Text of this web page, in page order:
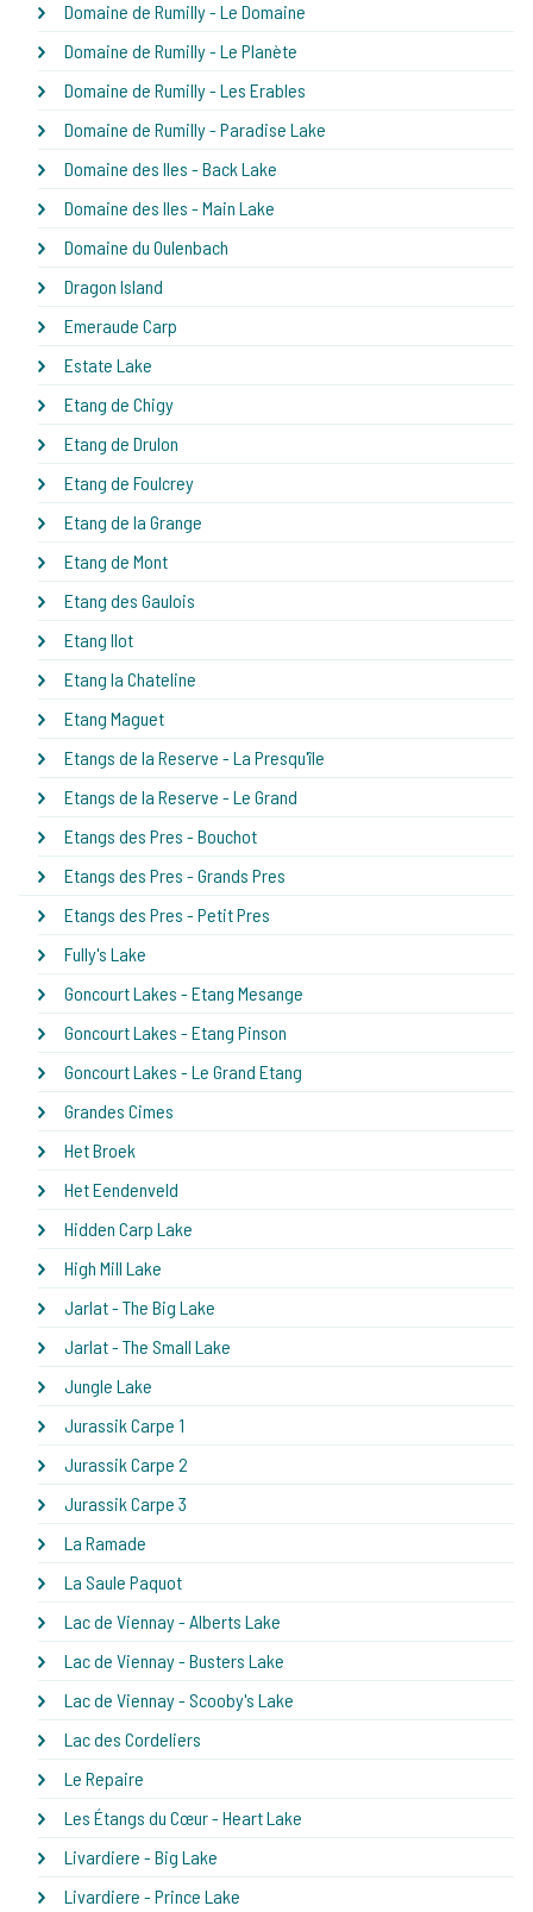
Domaine de Rumilly - Le Domaine
Domaine de Rumilly - Le Planète
Domaine de Rumilly - Les Erables
Domaine de Rumilly - Paradise Lake
Domaine des Iles - Back Lake
Domaine des Iles - Main Lake
Domaine du Oulenbach
Dragon Island
Emeraude Carp
Estate Lake
Etang de Chigy
Etang de Drulon
Etang de Foulcrey
Etang de la Grange
Etang de Mont
Etang des Gaulois
Etang Ilot
Etang la Chateline
Etang Maguet
Etangs de la Reserve - La Presqu'île
Etangs de la Reserve - Le Grand
Etangs des Pres - Bouchot
Etangs des Pres - Grands Pres
Etangs des Pres - Petit Pres
Fully's Lake
Goncourt Lakes - Etang Mesange
Goncourt Lakes - Etang Pinson
Goncourt Lakes - Le Grand Etang
Grandes Cimes
Het Broek
Het Eendenveld
Hidden Carp Lake
High Mill Lake
Jarlat - The Big Lake
Jarlat - The Small Lake
Jungle Lake
Jurassik Carpe 1
Jurassik Carpe 2
Jurassik Carpe 3
La Ramade
La Saule Paquot
Lac de Viennay - Alberts Lake
Lac de Viennay - Busters Lake
Lac de Viennay - Scooby's Lake
Lac des Cordeliers
Le Repaire
Les Étangs du Cœur - Heart Lake
Livardiere - Big Lake
Livardiere - Prince Lake